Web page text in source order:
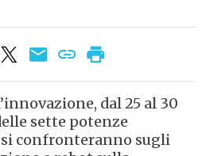
dal 25 al 30
sette potenze
confronteranno sugli